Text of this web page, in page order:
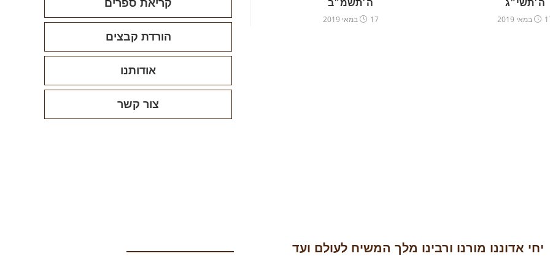
17 במאי 2019 2019
קריאת ספרים
הורדת קבצים
אודותנו
צור קשר
יחי אדוננו מורנו ורבינו מלך המשיח לעולם ועד